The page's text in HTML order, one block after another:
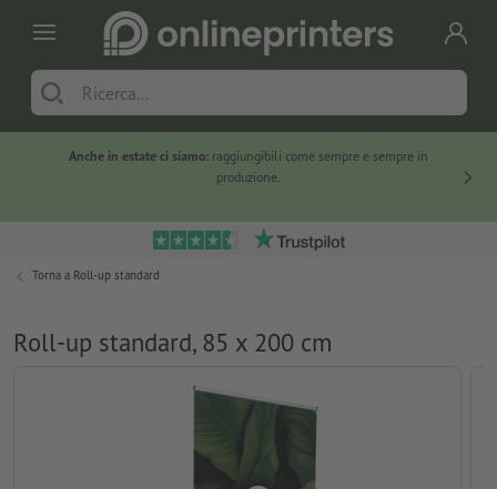
Anche in estate ci siamo: raggiungibili come sempre e sempre in
produzione.
Torna a Roll-up standard
Roll-up standard, 85 x 200 cm